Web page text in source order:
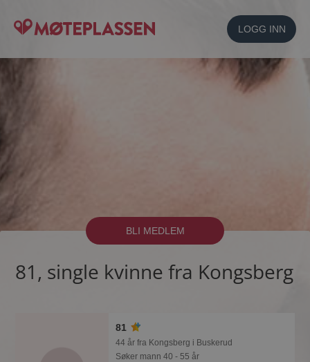
LOGG INN
BLI MEDLEM
81, single kvinne fra Kongsberg
81
44 år fra Kongsberg i Buskerud
Søker mann 40 - 55 år